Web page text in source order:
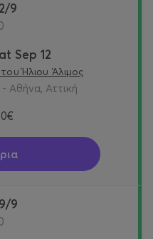
9
Sep 12
Ήλιου Άλιμος
Αθήνα, Αττική
9